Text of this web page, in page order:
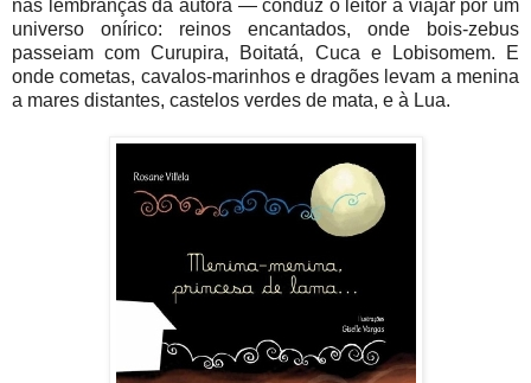
nas lembranças da autora — conduz o leitor a viajar por um
universo onírico: reinos encantados, onde bois-zebus
passeiam com Curupira, Boitatá, Cuca e Lobisomem. E
onde cometas, cavalos-marinhos e dragões levam a menina
a mares distantes, castelos verdes de mata, e à Lua.